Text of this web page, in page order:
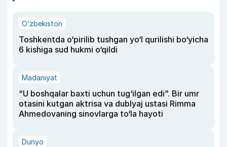
O‘zbekiston
Toshkentda o‘pirilib tushgan yo‘l qurilishi bo‘yicha
6 kishiga sud hukmi o‘qildi
Madaniyat
“U boshqalar baxti uchun tug‘ilgan edi”. Bir umr
otasini kutgan aktrisa va dublyaj ustasi Rimma
Ahmedovaning sinovlarga to‘la hayoti
Dunyo